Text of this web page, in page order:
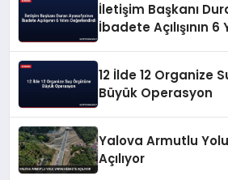
İletişim Başkanı
İbadete Açılışının 6
12 İlde 12 Organize
Büyük Operasyon
Yalova Armutlu
Açılıyor